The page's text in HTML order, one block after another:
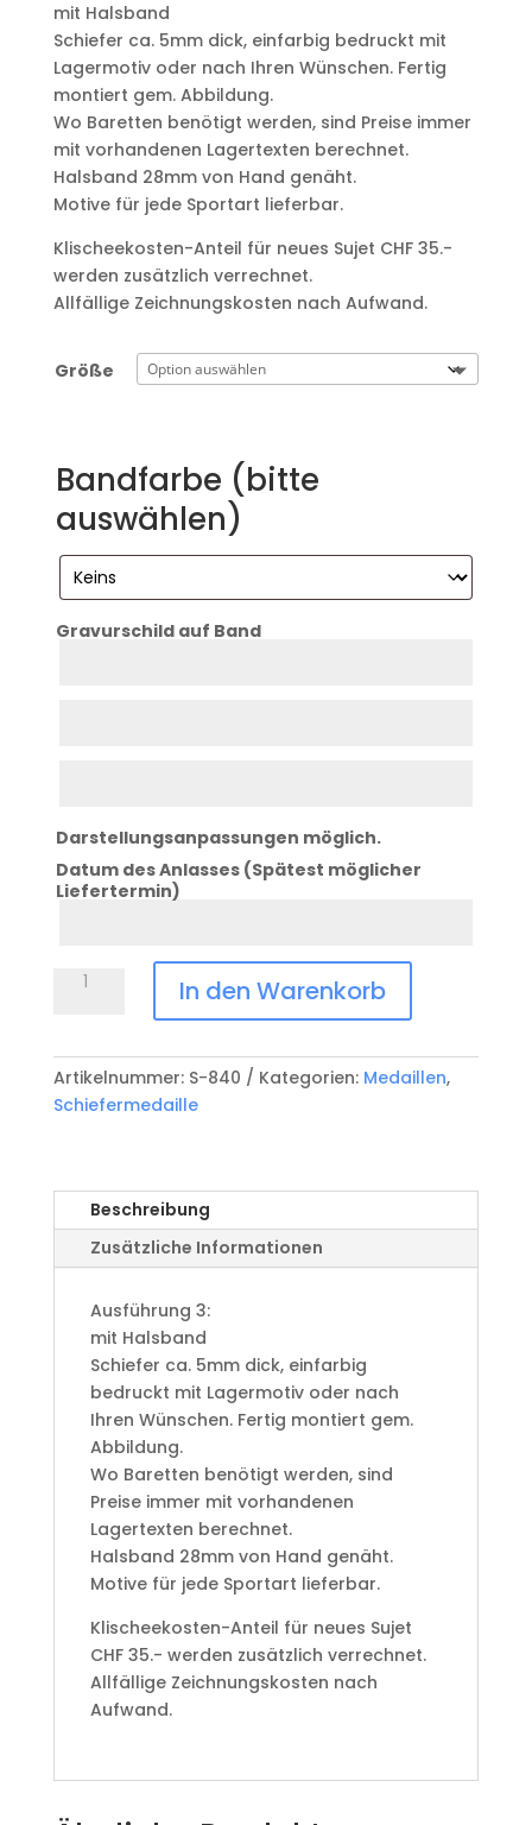
mit Halsband
Schiefer ca. 5mm dick, einfarbig bedruckt mit
Lagermotiv oder nach Ihren Wünschen. Fertig
montiert gem. Abbildung.
Wo Baretten benötigt werden, sind Preise immer
mit vorhandenen Lagertexten berechnet.
Halsband 28mm von Hand genäht.
Motive für jede Sportart lieferbar.
Klischeekosten-Anteil für neues Sujet CHF 35.-
werden zusätzlich verrechnet.
Allfällige Zeichnungskosten nach Aufwand.
Größe
Bandfarbe (bitte
auswählen)
Gravurschild auf Band
Darstellungsanpassungen möglich.
Datum des Anlasses (Spätest möglicher
Liefertermin)
Medaille
(Ausführung
3)
Menge
In den Warenkorb
Artikelnummer: S-840 Kategorien: Medaillen,
Schiefermedaille
Beschreibung
Zusätzliche Informationen
Ausführung 3:
mit Halsband
Schiefer ca. 5mm dick, einfarbig
bedruckt mit Lagermotiv oder nach
Ihren Wünschen. Fertig montiert gem.
Abbildung.
Wo Baretten benötigt werden, sind
Preise immer mit vorhandenen
Lagertexten berechnet.
Halsband 28mm von Hand genäht.
Motive für jede Sportart lieferbar.
Klischeekosten-Anteil für neues Sujet
CHF 35.- werden zusätzlich verrechnet.
Allfällige Zeichnungskosten nach
Aufwand.